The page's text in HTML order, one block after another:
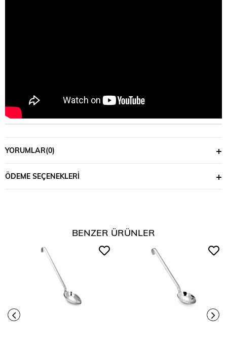
YORUMLAR(0)
ÖDEME SEÇENEKLERI
BENZER ÜRÜNLER